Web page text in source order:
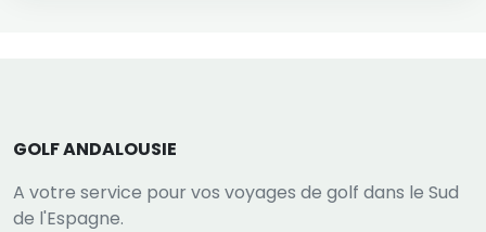
GOLF ANDALOUSIE
A votre service pour vos voyages de golf dans le Sud
de l'Espagne.